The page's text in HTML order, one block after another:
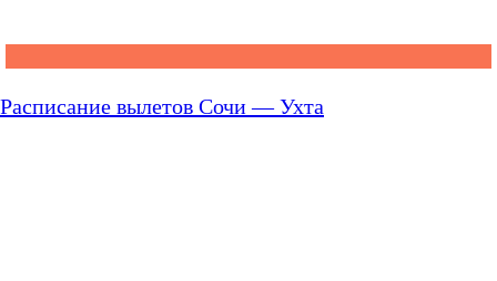
Расписание вылетов Сочи — Ухта